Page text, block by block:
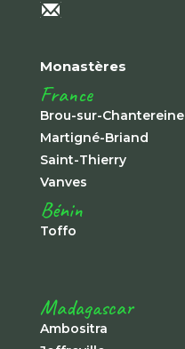
Monastères
France
Brou-sur-Chantereine
Martigné-Briand
Saint-Thierry
Vanves
Bénin
Toffo
Madagascar
Ambositra